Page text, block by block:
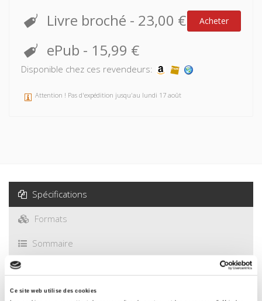
Ce site web utilise des cookies
Livre broché - 23,00 € Acheter
ePub - 15,99 €
Disponible chez ces revendeurs:
Attention ! Pas d'expédition jusqu'au lundi 17 août
Spécifications
Formats
Sommaire